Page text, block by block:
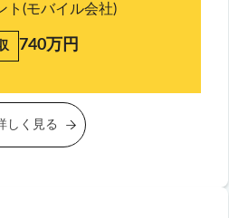
ト(モバイル会社)
740万円
しく見る